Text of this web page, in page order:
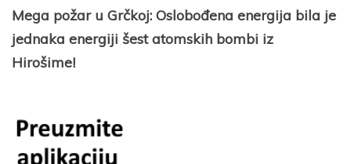
Mega požar u Grčkoj: Oslobođena energija bila je
jednaka energiji šest atomskih bombi iz
Hirošime!